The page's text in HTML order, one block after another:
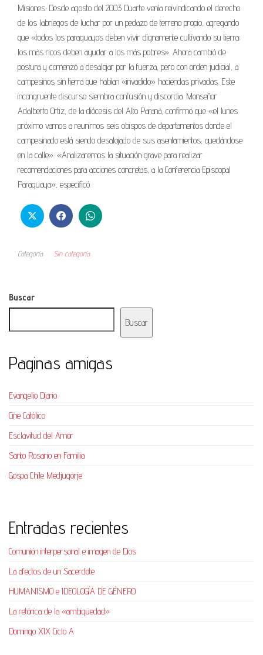
Misiones. Desde agosto del 2003 Duarte venía reivindicando el derecho
de los labriegos de luchar por un pedazo de terreno propio, agregando
que «todos los paraguayos deben vivir dignamente cultivando su tierra;
los más ricos deben ayudar a los más pobres». Ahorá cambió de
postura y comenzó a desalojar por la fuerza, pero con orden judicial, a
campesinos sin tierra que habían «invadido» haciendas privadas. Este
incongruente discurso siembra confusión y discordia. Monseñor
Adalberto Ortiz, de la diócesis del Alto Paraná, confirmó que «el lunes
próximo vamos a reunirnos seis obispos de departamentos donde el
campesinado está siendo desalojado de sus asentamientos, quedándose
en la calle». «Analizaremos la situación grave para realizar
recomendaciones para acciones concretas, a la Conferencia Episcopal
Paraguaya», especificó.
Categoría Sin categoría
Buscar
Buscar
Paginas amigas
Evangelio Diario
Cine Católico
Esclavitud del Amor
Santo Rosario en Familia
Gospa Chile Medjugorje
Entradas recientes
Comunión interpersonal e imagen de Dios
La afectos de un Sacerdote
HUMANISMO e IDEOLOGÍA DE GÉNERO
La retórica de la «ambigüedad»
Domingo XIX Ciclo A